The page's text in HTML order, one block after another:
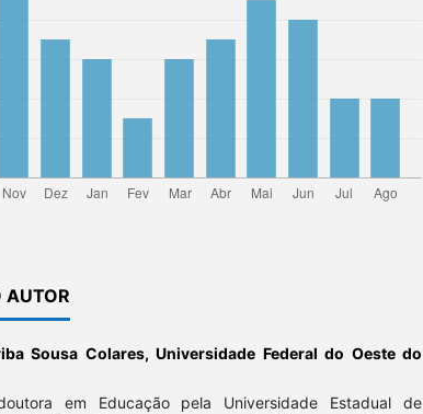
AUTOR
Sousa Colares,Universidade Federal do Oeste do
em Educação pela Universidade Estadual de